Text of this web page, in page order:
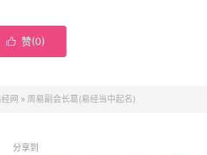
 赞(0)
网 » 周易副会长葛(易经当中起名)
分享到